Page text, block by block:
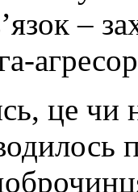
–
це